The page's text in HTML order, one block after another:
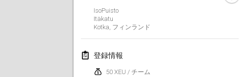
IsoPuisto
Itäkatu
Kotka フィンランド
登録情報
50 XEU / チーム
Lumi Mölkky
2018年2月3日|
Tournoi de la St Valentin
2018年2月10日